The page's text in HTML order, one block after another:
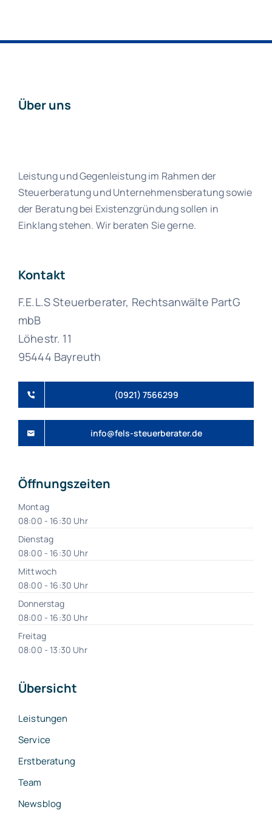
Über uns
Leistung und Gegenleistung im Rahmen der
Steuerberatung und Unternehmensberatung sowie
der Beratung bei Existenzgründung sollen in
Einklang stehen. Wir beraten Sie gerne.
Kontakt
F.E.L.S Steuerberater, Rechtsanwälte PartG
mbB
Löhestr. 11
95444 Bayreuth
(0921) 7566299
info@fels-steuerberater.de
Öffnungszeiten
Montag
08:00 - 16:30 Uhr
Dienstag
08:00 - 16:30 Uhr
Mittwoch
08:00 - 16:30 Uhr
Donnerstag
08:00 - 16:30 Uhr
Freitag
08:00 - 13:30 Uhr
Übersicht
Leistungen
Service
Erstberatung
Team
Newsblog